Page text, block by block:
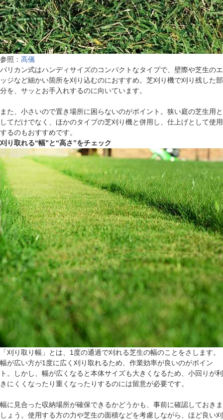
参照： 高儀
バリカン式はハンディサイズのコンパクトなタイプで、壁際や芝生のエ
ッジなど細かい箇所を刈り込むのにおすすめ。芝刈り機で刈り残した部
分を、サッとお手入れするのに向いています。
また、小さいので置き場所に困らないのがポイント。狭い庭の芝生用と
してだけでなく、ほかのタイプの芝刈り機と併用し、仕上げとして使用
するのもおすすめです。
刈り取れる“幅”と“高さ”をチェック
「刈り取り幅」とは、1度の通過で刈れる芝生の幅のことをさします。
幅が広い方が1度に広く刈り取れるため、作業効率が良いのがポイン
ト。しかし、幅が広くなると本体サイズも大きくなるため、小回りが利
きにくくなったり重くなったりするのには留意が必要です。
幅に見合った収納場所が確保できるかどうかも、事前に確認しておきま
しょう。使用する方の力や芝生の面積などを考慮しながら、ほど良い刈